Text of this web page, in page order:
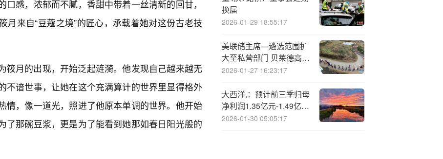
感，浓郁而不腻，香甜中带着一丝清新的回甘，
月来自“豆蔻之境”的匠心，承载着她对这份古老技
筱月的出现，开始泛起涟漪。他发现自己越来越无
不谙世事，让她在这个充满算计的世界里显得格外
情，像一道光，照进了他原本单调的世界。他开始
了那碗豆浆，更是为了能看到她那如春日阳光般的
换届
2026-01-29 18:55:17
美联储主席—遴选范围扩
大至私营部门 贝莱德高管
亦在其列
2026-01-27 16:23:17
大西洋,：预计前三季归母
净利润1.35亿元-1.49亿
元，同比增长57%-73%
2026-01-30 05:05:17